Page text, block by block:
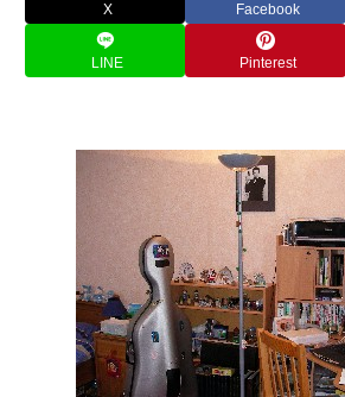
X Facebook
LINE Pinterest